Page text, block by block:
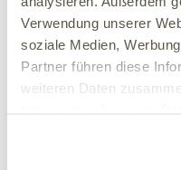
Verwendung unserer
soziale Medien,
Partner führen diese
weiteren Daten
Bestelle unser